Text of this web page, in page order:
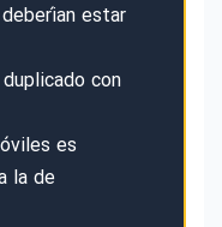
estar
con
es
la de